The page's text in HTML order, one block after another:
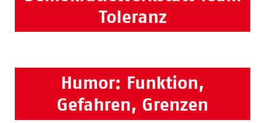
Toleranz
Humor: Funktion,
Gefahren, Grenzen